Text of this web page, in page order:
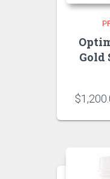
Gold
$